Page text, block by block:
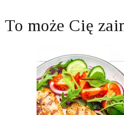
To może Cię